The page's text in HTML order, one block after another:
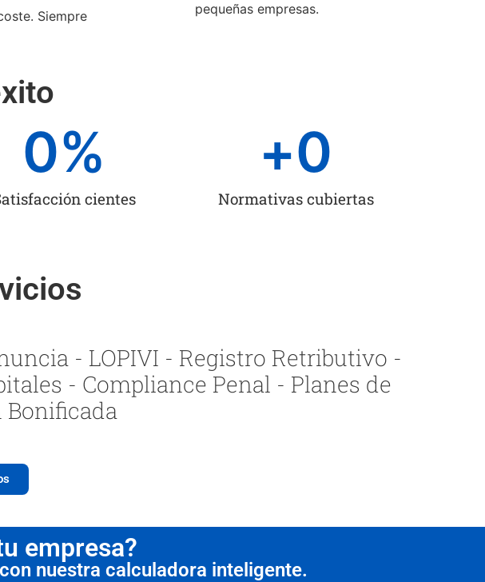
Siempre
pequeñas empresas.
cientes
0%
Normativas cubiertas
+0
- LOPIVI - Registro Retributivo -
- Compliance Penal - Planes de
empresa?
nuestra calculadora inteligente.